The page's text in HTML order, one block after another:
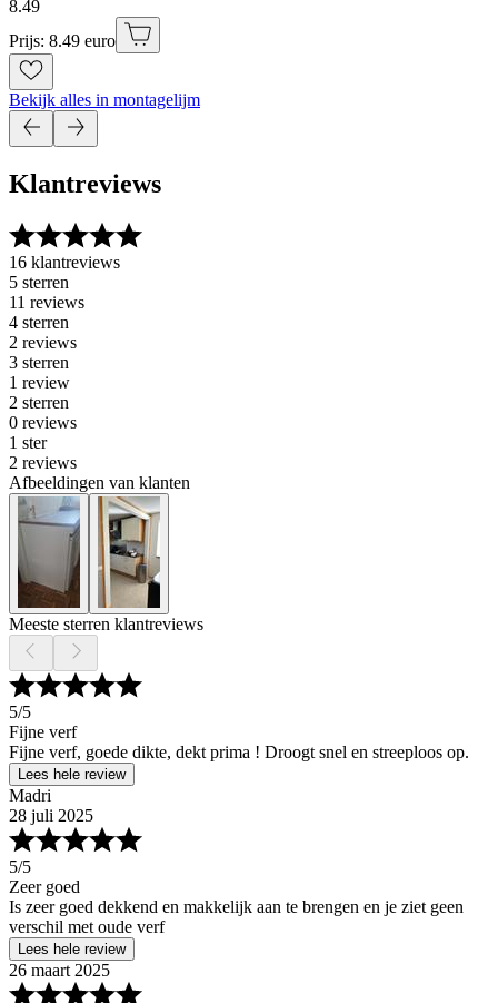
8.49
Prijs: 8.49 euro
Bekijk alles in montagelijm
Klantreviews
16 klantreviews
5 sterren
11 reviews
4 sterren
2 reviews
3 sterren
1 review
2 sterren
0 reviews
1 ster
2 reviews
Afbeeldingen van klanten
Meeste sterren klantreviews
5/5
Fijne verf
Fijne verf, goede dikte, dekt prima ! Droogt snel en streeploos op.
Lees hele review
Madri
28 juli 2025
5/5
Zeer goed
Is zeer goed dekkend en makkelijk aan te brengen en je ziet geen
verschil met oude verf
Lees hele review
26 maart 2025